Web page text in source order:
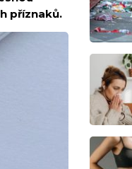
příznaků.